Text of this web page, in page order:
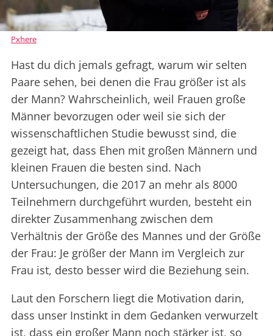
Pxhere
Hast du dich jemals gefragt, warum wir selten
Paare sehen, bei denen die Frau größer ist als
der Mann? Wahrscheinlich, weil Frauen große
Männer bevorzugen oder weil sie sich der
wissenschaftlichen Studie bewusst sind, die
gezeigt hat, dass Ehen mit großen Männern und
kleinen Frauen die besten sind. Nach
Untersuchungen, die 2017 an mehr als 8000
Teilnehmern durchgeführt wurden, besteht ein
direkter Zusammenhang zwischen dem
Verhältnis der Größe des Mannes und der Größe
der Frau: Je größer der Mann im Vergleich zur
Frau ist, desto besser wird die Beziehung sein.
Laut den Forschern liegt die Motivation darin,
dass unser Instinkt in dem Gedanken verwurzelt
ist, dass ein großer Mann noch stärker ist, so